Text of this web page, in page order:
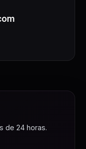
de 24 horas.